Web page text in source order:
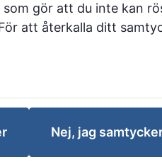
gör att du inte kan
att återkalla ditt
Nej, jag